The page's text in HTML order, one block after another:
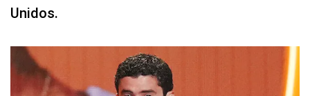
Unidos.